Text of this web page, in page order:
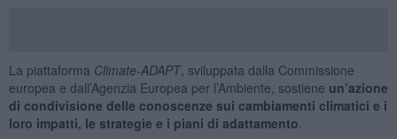
La piattaforma Climate-ADAPT, sviluppata dalla Commissione
europea e dall’Agenzia Europea per l’Ambiente, sostiene un’azione
di condivisione delle conoscenze sui cambiamenti climatici e i
loro impatti, le strategie e i piani di adattamento